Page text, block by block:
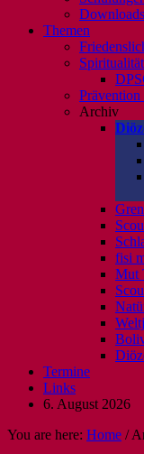
Downloads
Themen
Spiritualität
Archiv
fisi
Mut
Termine
Links
6. August 2026
You are here: Home /